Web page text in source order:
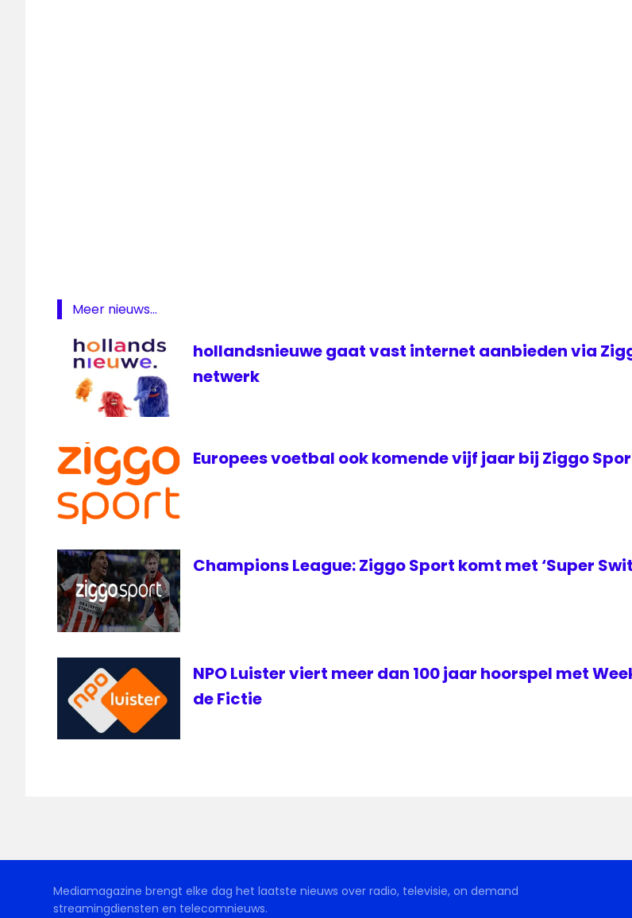
Meer nieuws...
hollandsnieuwe gaat vast internet aanbieden via
netwerk
Europees voetbal ook komende vijf jaar bij Ziggo
Champions League: Ziggo Sport komt met ‘Super
NPO Luister viert meer dan 100 jaar hoorspel met
de Fictie
Mediamagazine brengt elke dag het laatste nieuws over radio, televisie, on demand
streamingdiensten en telecomnieuws.